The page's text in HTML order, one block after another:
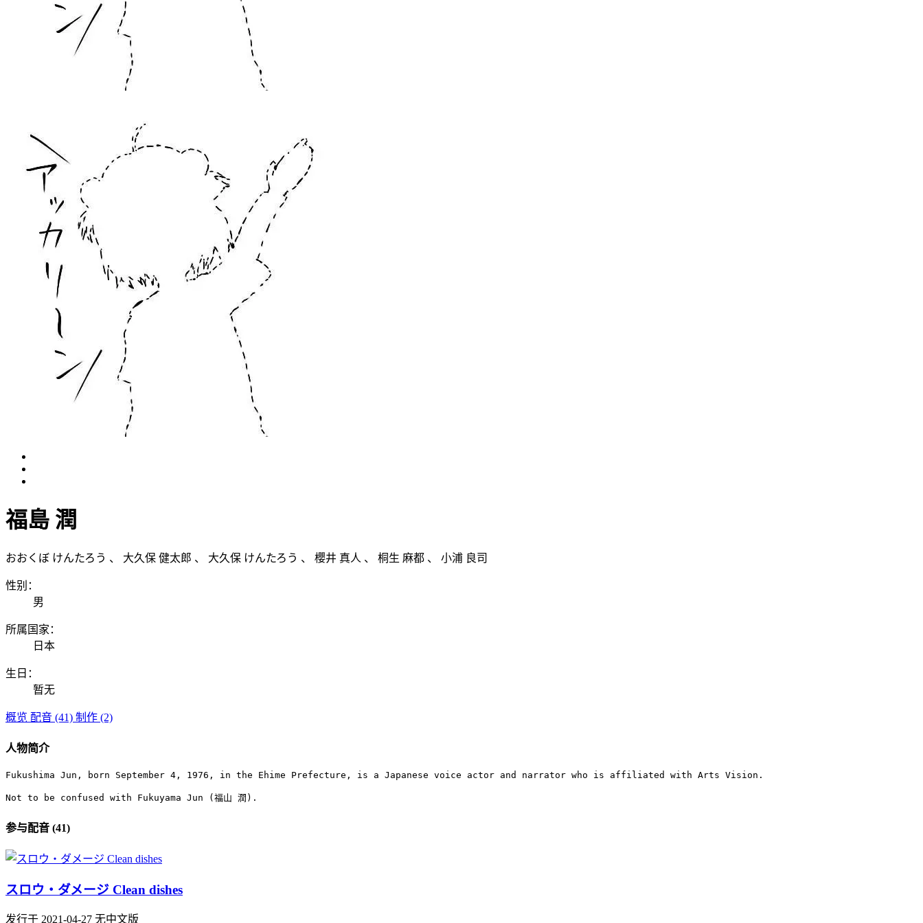
福島 潤
おおくぼ けんたろう 、 大久保 健太郎 、 大久保 けんたろう 、 櫻井 真人 、 桐生 麻都 、 小浦 良司
性别：
男
所属国家：
日本
生日：
暂无
概览 配音 (41) 制作 (2)
人物简介
Fukushima Jun, born September 4, 1976, in the Ehime Prefecture, is a Japanese voice actor and narrator who is affiliated with Arts Vision.
Not to be confused with Fukuyama Jun (福山 潤).
参与配音 (41)
スロウ・ダメージ Clean dishes
发行于 2021-04-27 无中文版